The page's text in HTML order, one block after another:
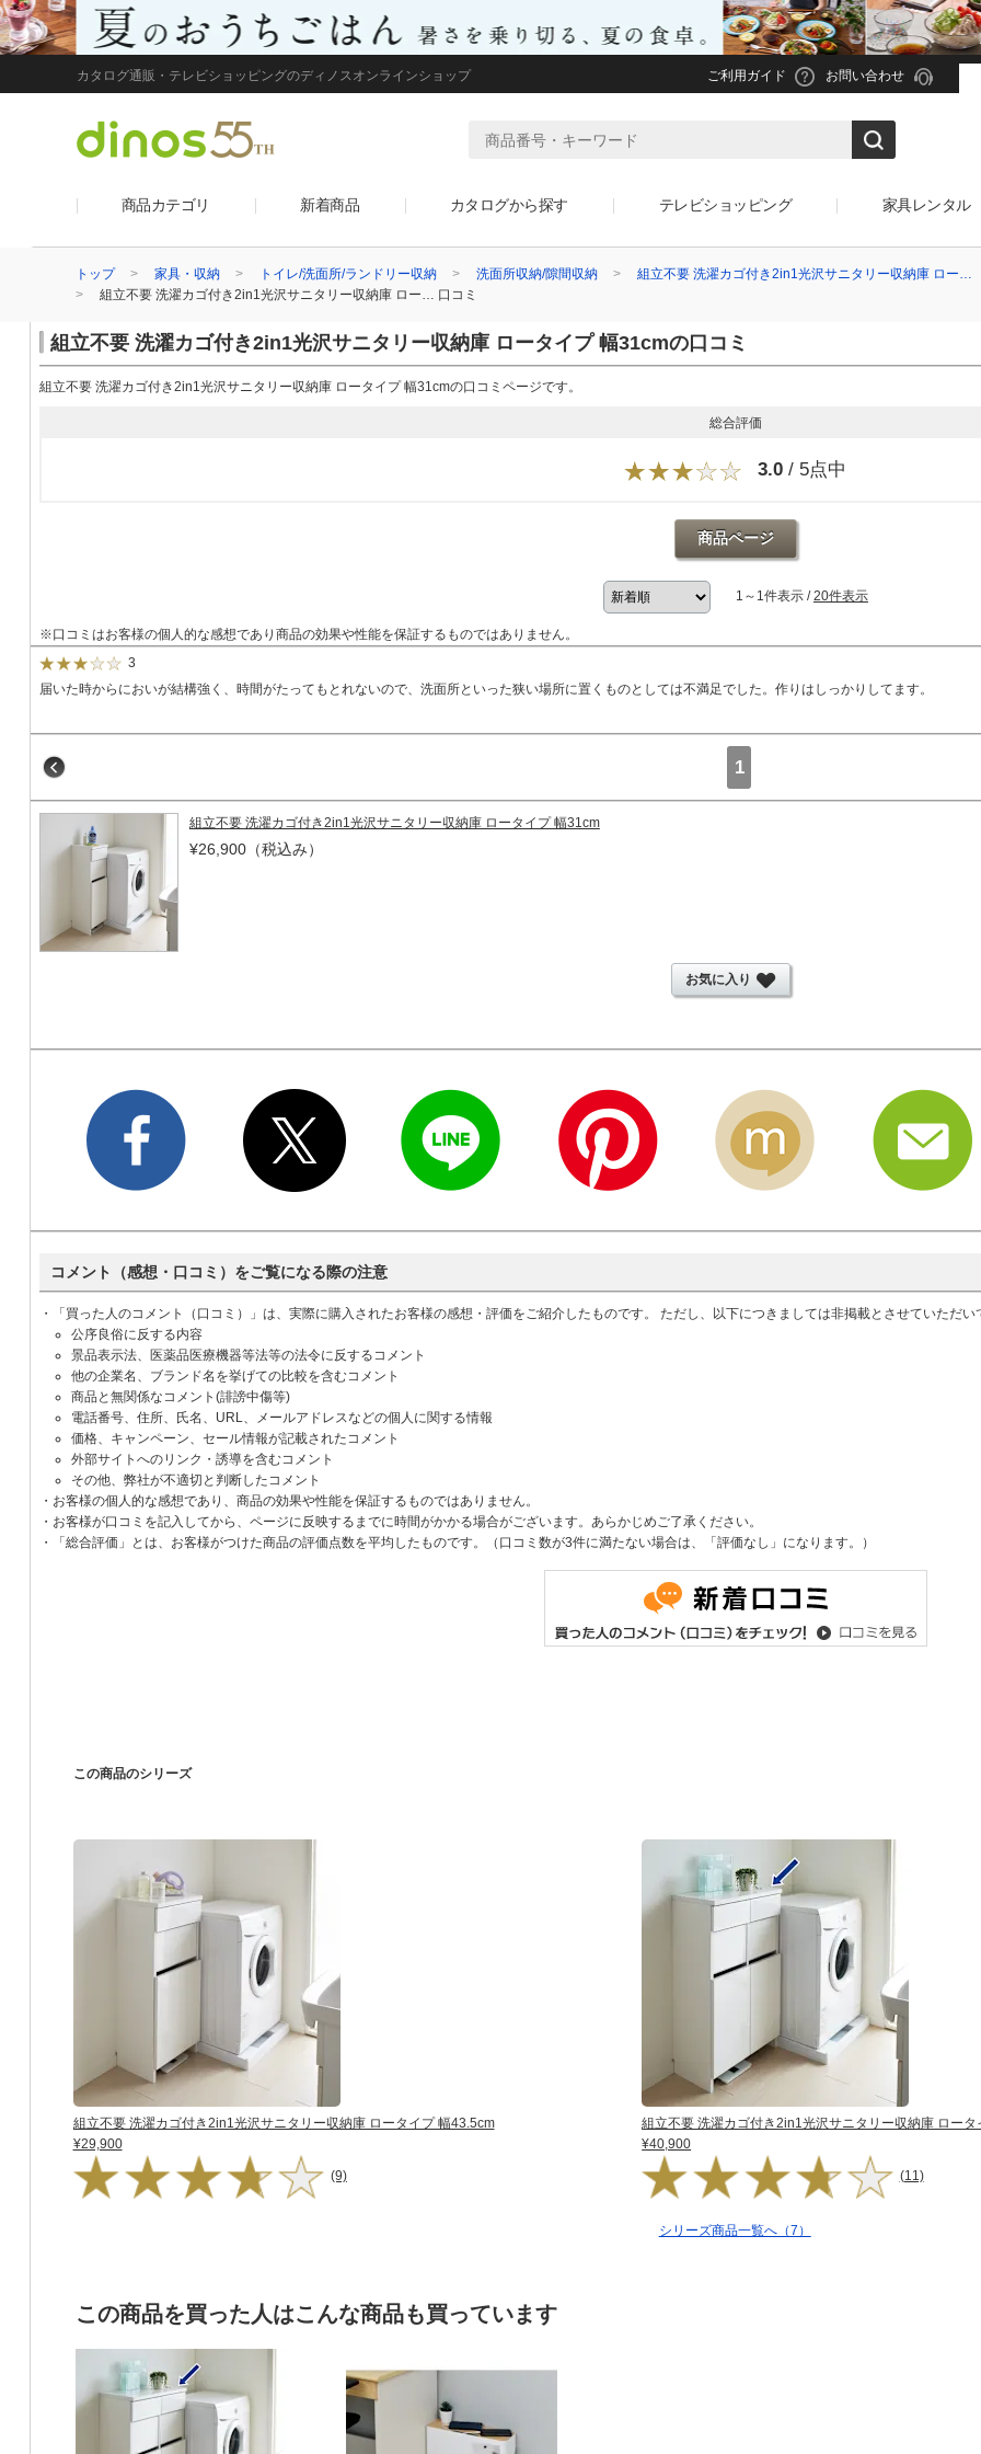
カタログ通販・テレビショッピングのディノスオンラインショップ ご利用ガイド お問い合わせ
商品カテゴリ 新着商品 カタログから探す テレビショッピング 家具レンタル
トップ 家具・収納 トイレ/洗面所/ランドリー収納 洗面所収納/隙間収納
組立不要 洗濯カゴ付き2in1光沢サニタリー収納庫 ロー…
組立不要 洗濯カゴ付き2in1光沢サニタリー収納庫 ロー… 口コミ
組立不要 洗濯カゴ付き2in1光沢サニタリー収納庫 ロータイプ 幅31cmの口コミ
組立不要 洗濯カゴ付き2in1光沢サニタリー収納庫 ロータイプ 幅31cmの口コミページです。
総合評価
3.0 / 5点中
商品ページ
1～1件表示 /20件表示
※口コミはお客様の個人的な感想であり商品の効果や性能を保証するものではありません。
3
届いた時からにおいが結構強く、時間がたってもとれないので、洗面所といった狭い場所に置くものとしては不満足でした。作りはしっかりしてます。
1
組立不要 洗濯カゴ付き2in1光沢サニタリー収納庫 ロータイプ 幅31cm
¥26,900（税込み）
お気に入り
コメント（感想・口コミ）をご覧になる際の注意
・「買った人のコメント（口コミ）」は、実際に購入されたお客様の感想・評価をご紹介したものです。 ただし、以下につきましては非掲載とさせていただ
公序良俗に反する内容
景品表示法、医薬品医療機器等法等の法令に反するコメント
他の企業名、ブランド名を挙げての比較を含むコメント
商品と無関係なコメント(誹謗中傷等)
電話番号、住所、氏名、URL、メールアドレスなどの個人に関する情報
価格、キャンペーン、セール情報が記載されたコメント
外部サイトへのリンク・誘導を含むコメント
その他、弊社が不適切と判断したコメント
・お客様の個人的な感想であり、商品の効果や性能を保証するものではありません。
・お客様が口コミを記入してから、ページに反映するまでに時間がかかる場合がございます。あらかじめご了承ください。
・「総合評価」とは、お客様がつけた商品の評価点数を平均したものです。（口コミ数が3件に満たない場合は、「評価なし」になります。）
この商品のシリーズ
組立不要 洗濯カゴ付き2in1光沢サニタリー収納庫 ロータイプ 幅43.5cm
¥29,900
(9)
組立不要 洗濯カゴ付き2in1光沢サニタリー収納庫 ロータ
¥40,900
(11)
シリーズ商品一覧へ（7）
この商品を買った人はこんな商品も買っています